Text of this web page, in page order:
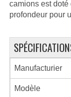
camions est
profondeur pour
Manufacturier
Modèle